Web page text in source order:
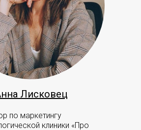
Лисковец
по маркетингу
клиники «Про